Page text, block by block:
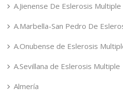
A.Jienense De Eslerosis Multiple
A.Marbella-San Pedro De
A.Onubense de Eslerosis
A.Sevillana de Eslerosis Multiple
Almería